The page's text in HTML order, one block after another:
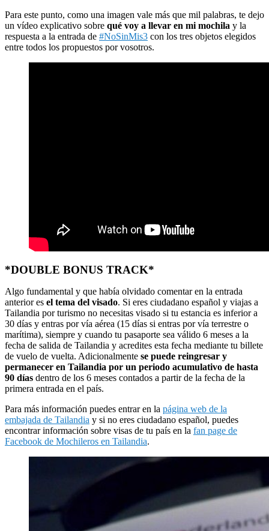
Para este punto, como una imagen vale más que mil palabras, te dejo
un vídeo explicativo sobre qué voy a llevar en mi mochila y la
respuesta a la entrada de #NoSinMis3 con los tres objetos elegidos
entre todos los propuestos por vosotros.
*DOUBLE BONUS TRACK*
Algo fundamental y que había olvidado comentar en la entrada
anterior es el tema del visado. Si eres ciudadano español y viajas a
Tailandia por turismo no necesitas visado si tu estancia es inferior a
30 días y entras por vía aérea (15 días si entras por vía terrestre o
marítima), siempre y cuando tu pasaporte sea válido 6 meses a la
fecha de salida de Tailandia y acredites esta fecha mediante tu billete
de vuelo de vuelta. Adicionalmente se puede reingresar y
permanecer en Tailandia por un periodo acumulativo de hasta
90 días dentro de los 6 meses contados a partir de la fecha de la
primera entrada en el país.
Para más información puedes entrar en la página web de la
embajada de Tailandia y si no eres ciudadano español, puedes
encontrar información sobre visas de tu país en la fan page de
Facebook de Mochileros en Tailandia.